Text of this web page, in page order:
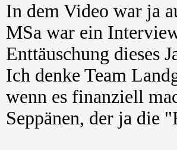
In dem Video war ja
MSa war ein
Enttäuschung dieses
Ich denke Team
wenn es finanziell
Seppänen, der ja die